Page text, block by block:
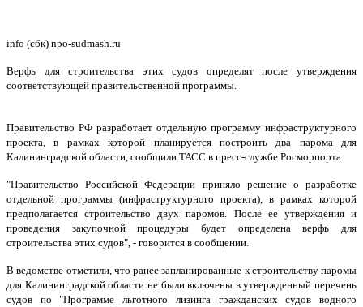
info (сбк) npo-sudmash.ru
Верфь для строительства этих судов определят после утверждения
соответствующей правительственной программы.
Правительство РФ разработает отдельную программу инфраструктурного
проекта, в рамках которой планируется построить два парома для
Калининградской области, сообщили ТАСС в пресс-службе Росморпорта.
"Правительство Российской Федерации приняло решение о разработке
отдельной программы (инфраструктурного проекта), в рамках которой
предполагается строительство двух паромов. После ее утверждения и
проведения закупочной процедуры будет определена верфь для
строительства этих судов", - говорится в сообщении.
В ведомстве отметили, что ранее запланированные к строительству паромы
для Калининградской области не были включены в утвержденный перечень
судов по "Программе льготного лизинга гражданских судов водного